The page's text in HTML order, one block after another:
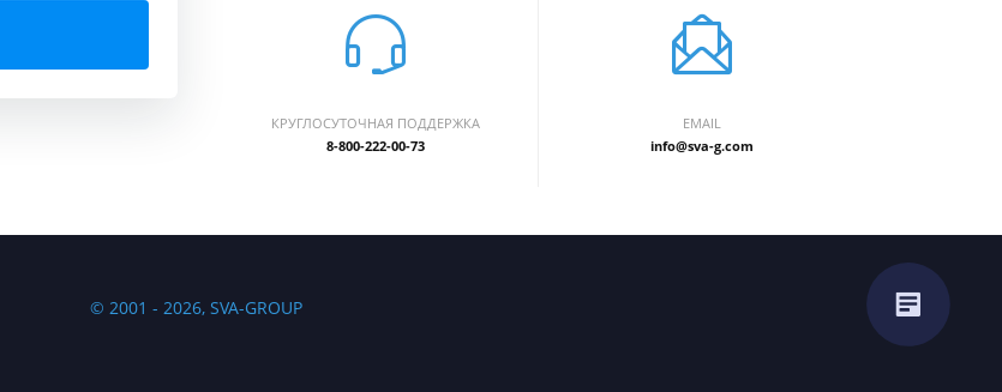
КРУГЛОСУТОЧНАЯ ПОДДЕРЖКА
8-800-222-00-73
EMAIL
info@sva-g.com
© 2001 - 2026, SVA-GROUP